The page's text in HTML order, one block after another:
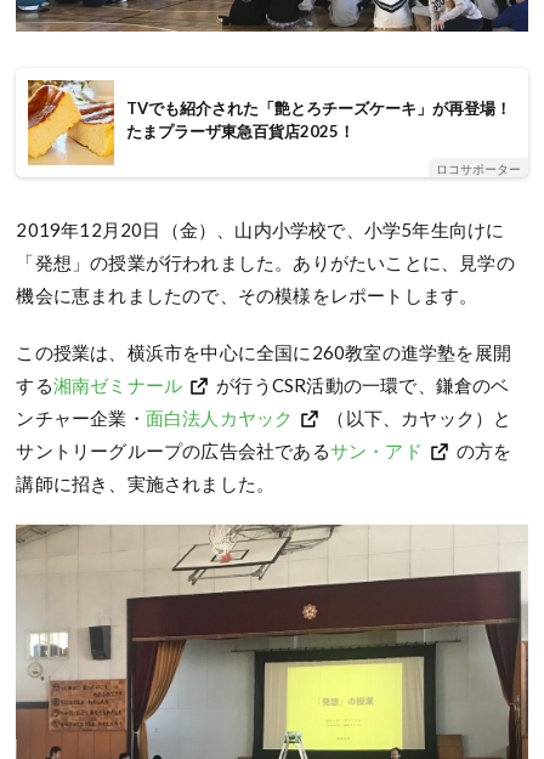
TVでも紹介された「艶とろチーズケーキ」が再登場！
たまプラーザ東急百貨店2025！
ロコサポーター
2019年12月20日（金）、山内小学校で、小学5年生向けに
「発想」の授業が行われました。ありがたいことに、見学の
機会に恵まれましたので、その模様をレポートします。
この授業は、横浜市を中心に全国に260教室の進学塾を展開
する湘南ゼミナール
が行うCSR活動の一環で、鎌倉のベ
ンチャー企業・ 面白法人カヤック
（以下、カヤック）と
サントリーグループの広告会社であるサン・アド
の方を
講師に招き、実施されました。